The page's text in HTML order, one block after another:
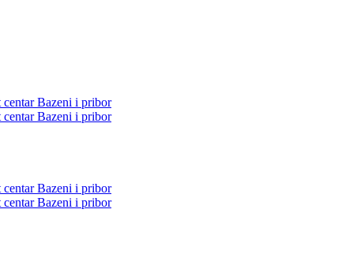
centarBazeni i pribor
centarBazeni i pribor
centarBazeni i pribor
centarBazeni i pribor